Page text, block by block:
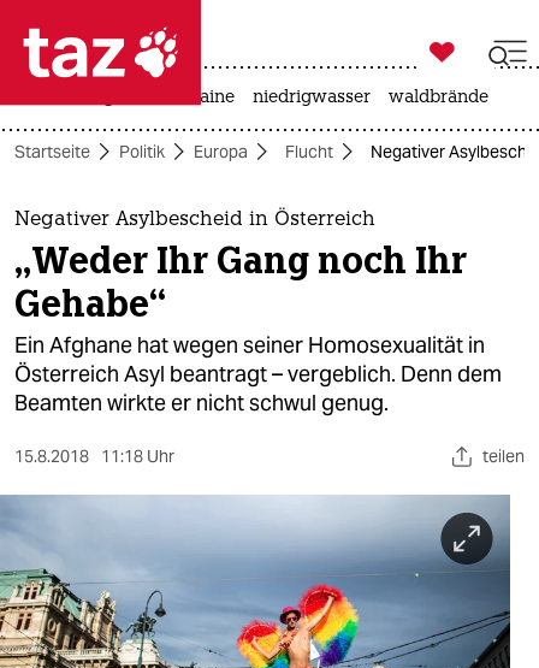
 taz zahl ich
taz zahl ich
themen
politik
öko
gesellschaft
sport
berlin
nord
wahrheit

taz zahl ich
krieg in der ukraine niedrigwasser waldbrände
Startseite Politik Europa Flucht Negativer
Negativer Asylbescheid in Österreich
„Weder Ihr Gang noch Ihr
Gehabe“
Ein Afghane hat wegen seiner Homosexualität in
Österreich Asyl beantragt – vergeblich. Denn dem
Beamten wirkte er nicht schwul genug.
15.8.2018 11:18 Uhr teilen